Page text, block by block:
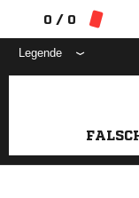
0 / 0
Legende